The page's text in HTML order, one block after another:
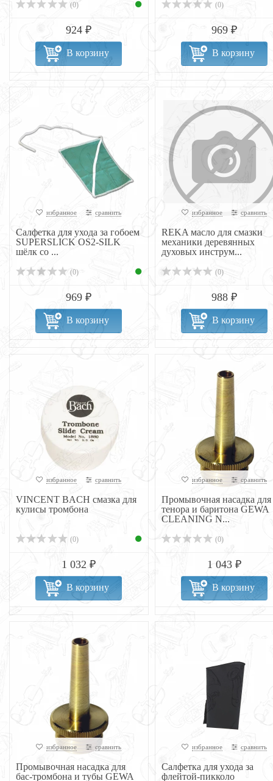
(0)
924 ₽
В корзину
(0)
969 ₽
В корзину
избранное сравнить
Салфетка для ухода за гобоем
SUPERSLICK OS2-SILK
шёлк со ...
(0)
969 ₽
В корзину
избранное сравнить
REKA масло для смазки
механики деревянных
духовых инструм...
(0)
988 ₽
В корзину
избранное сравнить
VINCENT BACH смазка для
кулисы тромбона
(0)
1 032 ₽
В корзину
избранное сравнить
Промывочная насадка для
тенора и баритона GEWA
CLEANING N...
(0)
1 043 ₽
В корзину
избранное сравнить
Промывочная насадка для
бас-тромбона и тубы GEWA
избранное сравнить
Салфетка для ухода за
флейтой-пикколо